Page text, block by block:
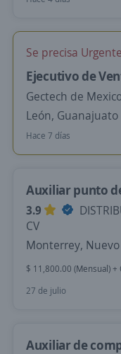
Se precisa Urgente
Ejecutivo de
Gectech de
León, Guanajuato
Hace 7 días
Auxiliar punto
3.9
CV
Monterrey, Nuevo
$ 11,800.00 (Mensual) +
27 de julio
Auxiliar de